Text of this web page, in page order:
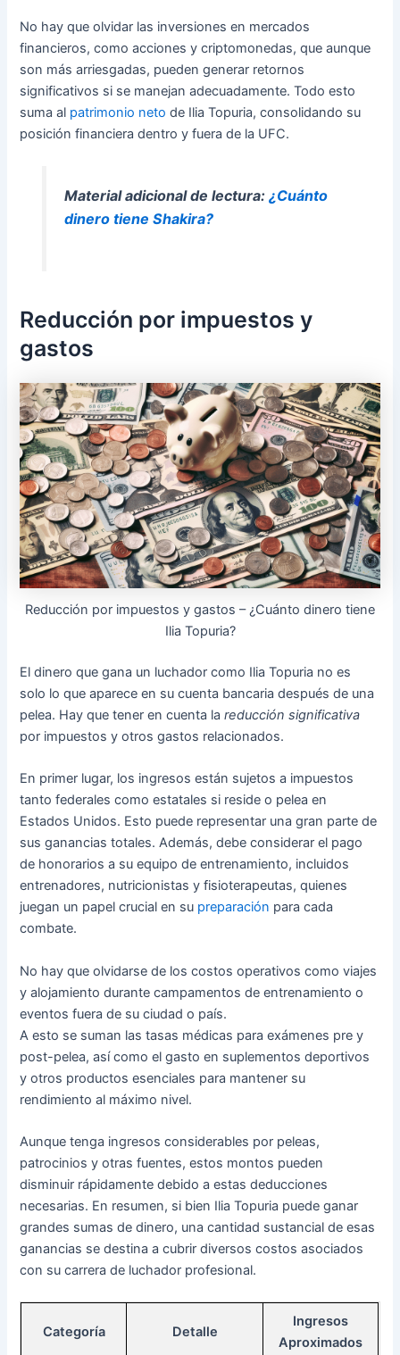
No hay que olvidar las inversiones en mercados
financieros, como acciones y criptomonedas, que aunque
son más arriesgadas, pueden generar retornos
significativos si se manejan adecuadamente. Todo esto
suma al patrimonio neto de Ilia Topuria, consolidando su
posición financiera dentro y fuera de la UFC.
Material adicional de lectura: ¿Cuánto
dinero tiene Shakira?
Reducción por impuestos y
gastos
Reducción por impuestos y gastos – ¿Cuánto dinero tiene
Ilia Topuria?
El dinero que gana un luchador como Ilia Topuria no es
solo lo que aparece en su cuenta bancaria después de una
pelea. Hay que tener en cuenta lareducción significativa
por impuestos y otros gastos relacionados.
En primer lugar, los ingresos están sujetos a impuestos
tanto federales como estatales si reside o pelea en
Estados Unidos. Esto puede representar una gran parte de
sus ganancias totales. Además, debe considerar el pago
de honorarios a su equipo de entrenamiento, incluidos
entrenadores, nutricionistas y fisioterapeutas, quienes
juegan un papel crucial en su preparación para cada
combate.
No hay que olvidarse de los costos operativos como viajes
y alojamiento durante campamentos de entrenamiento o
eventos fuera de su ciudad o país.
A esto se suman las tasas médicas para exámenes pre y
post-pelea, así como el gasto en suplementos deportivos
y otros productos esenciales para mantener su
rendimiento al máximo nivel.
Aunque tenga ingresos considerables por peleas,
patrocinios y otras fuentes, estos montos pueden
disminuir rápidamente debido a estas deducciones
necesarias. En resumen, si bien Ilia Topuria puede ganar
grandes sumas de dinero, una cantidad sustancial de esas
ganancias se destina a cubrir diversos costos asociados
con su carrera de luchador profesional.
Categoría Detalle
Ingresos
Aproximados